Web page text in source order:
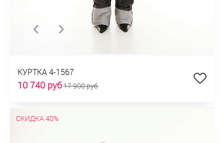
КУРТКА 4-1567
10 740 руб17 900 руб
СКИДКА 40%